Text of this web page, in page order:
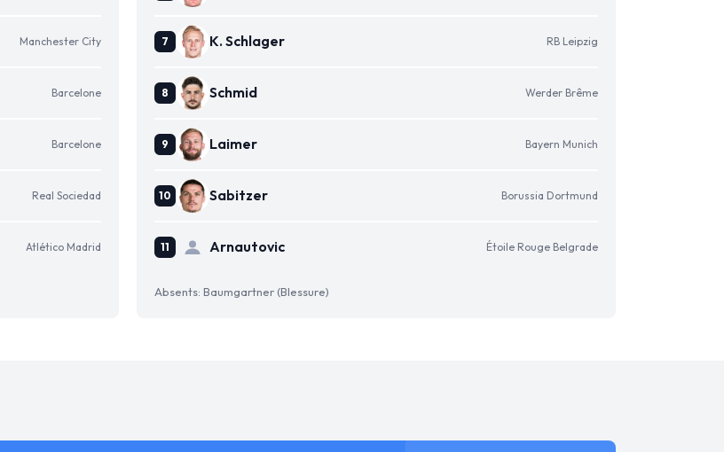
Manchester City
Barcelone
Barcelone
Real Sociedad
Atlético Madrid
K. Schlager RB Leipzig
Schmid Werder Brême
Laimer Bayern Munich
Sabitzer Borussia Dortmund
Arnautovic Étoile Rouge Belgrade
Absents: Baumgartner (Blessure)